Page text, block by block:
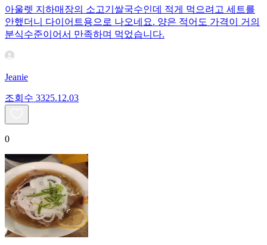
아울렛 지하매장의 소고기쌀국수인데 적게 먹으려고 세트를
안했더니 다이어트용으로 나오네요. 양은 적어도 가격이 거의
분식수준이어서 만족하며 먹었습니다.
Jeanie
조회수 3325.12.03
0